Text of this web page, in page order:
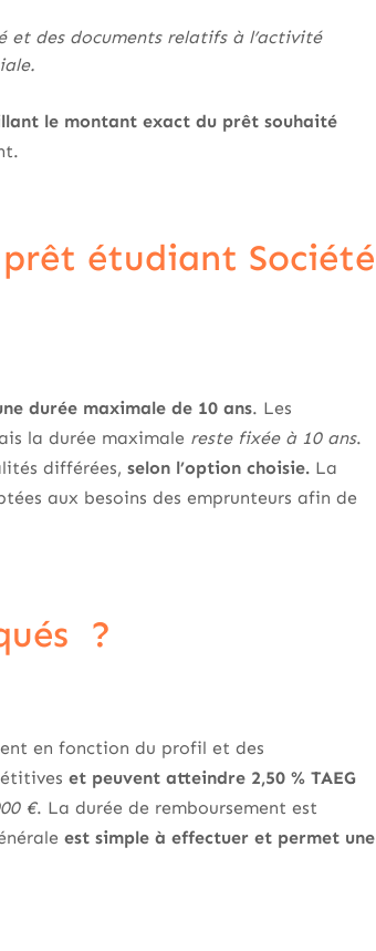
et des documents relatifs à l’activité
le montant exact du prêt souhaité
étudiant Société
durée maximale de 10 ans. Les
la durée maximale reste fixée à 10 ans.
différées, selon l’option choisie. La
aux besoins des emprunteurs afin de
?
en fonction du profil et des
et peuvent atteindre 2,50 % TAEG
€. La durée de remboursement est
est simple à effectuer et permet une